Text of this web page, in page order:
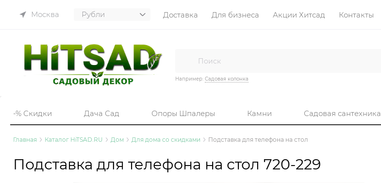
Москва Доставка Для бизнеса Акции Хитсад Контакты
Например: Садовая колонка
-% Скидки Дача Сад Опоры Шпалеры Камни Садовая сантехника
Главная Каталог HiTSAD.RU Дом Для дома со скидками Подставка для телефона на стол
Подставка для телефона на стол 720-229